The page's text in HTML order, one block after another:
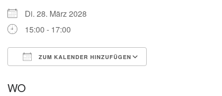
Di. 28. März 2028
15:00 - 17:00
ZUM KALENDER HINZUFÜGEN
WO